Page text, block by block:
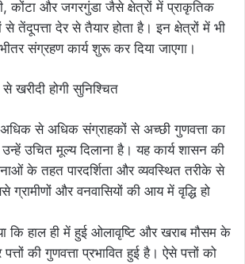
कोंटा और जगरगुंडा जैसे क्षेत्रों में प्राकृतिक
तेंदूपत्ता देर से तैयार होता है। इन क्षेत्रों में भी
संग्रहण कार्य शुरू कर दिया जाएगा।
अधिक से अधिक संग्राहकों से अच्छी गुणवत्ता का
उचित मूल्य दिलाना है। यह कार्य शासन की
के तहत पारदर्शिता और व्यवस्थित तरीके से
ग्रामीणों और वनवासियों की आय में वृद्धि हो
कि हाल ही में हुई ओलावृष्टि और खराब मौसम के
की गुणवत्ता प्रभावित हुई है। ऐसे पत्तों को